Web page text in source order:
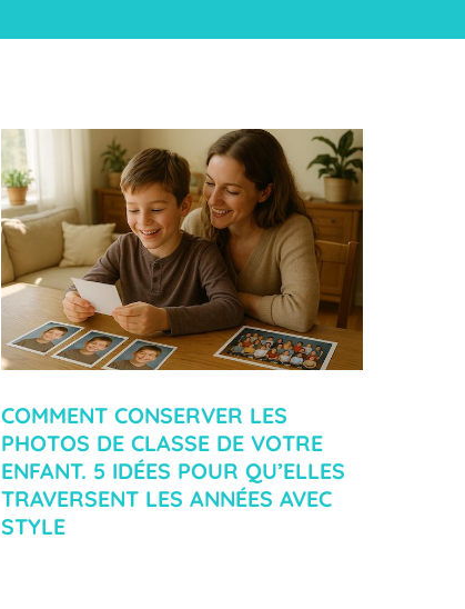
COMMENT CONSERVER LES
PHOTOS DE CLASSE DE VOTRE
ENFANT. 5 IDÉES POUR QU’ELLES
TRAVERSENT LES ANNÉES AVEC
STYLE